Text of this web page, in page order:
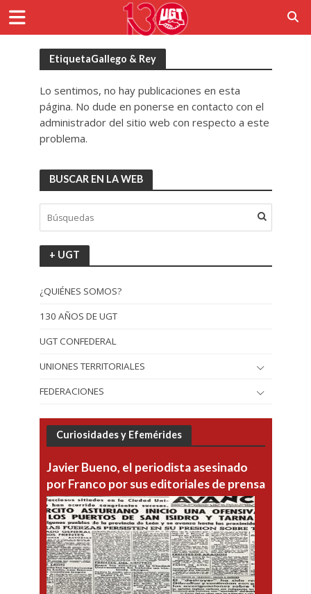
EtiquetaGallego & Rey
Lo sentimos, no hay publicaciones en esta
página. No dude en ponerse en contacto con el
administrador del sitio web con respecto a este
problema.
BUSCAR EN LA WEB
+ UGT
¿QUIÉNES SOMOS?
130 AÑOS DE UGT
UGT CONFEDERAL
UNIONES TERRITORIALES
FEDERACIONES
Curiosidades y Efemérides
Javier Bueno, el periodista asesinado
por Franco por sus editoriales de prensa